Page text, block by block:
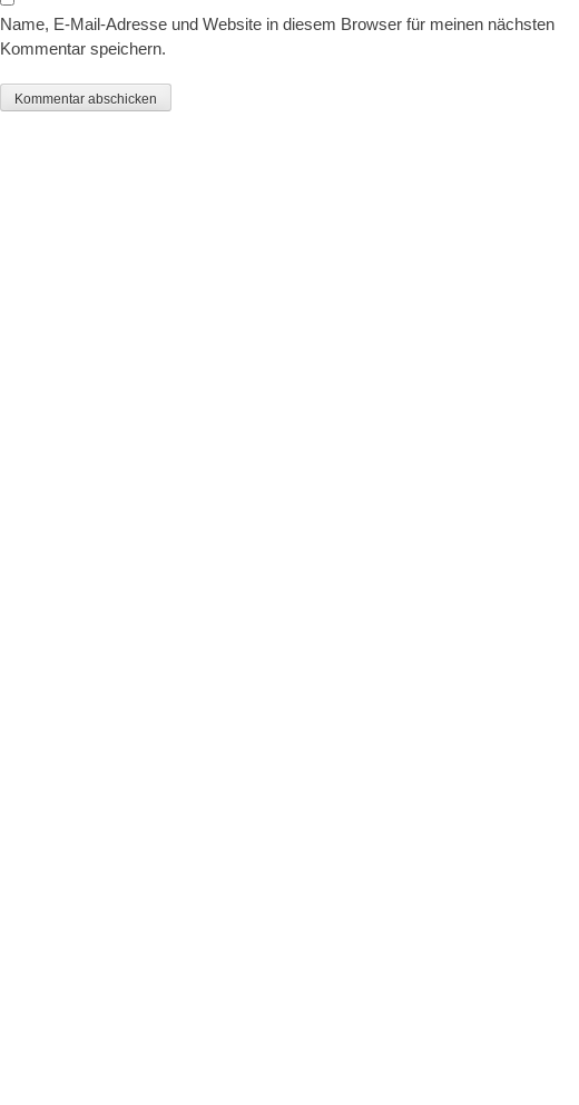
Name, E-Mail-Adresse und Website in diesem Browser für meinen nächsten
Kommentar speichern.